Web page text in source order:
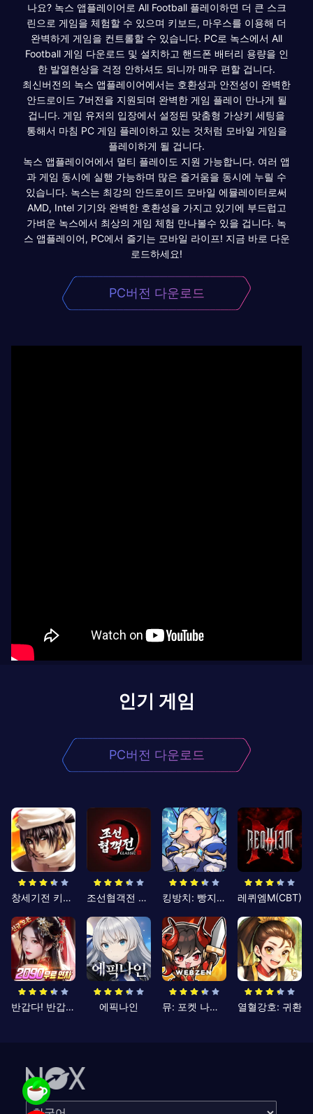
나요? 녹스 앱플레이어로 All Football 플레이하면 더 큰 스크
린으로 게임을 체험할 수 있으며 키보드, 마우스를 이용해 더
완벽하게 게임을 컨트롤할 수 있습니다. PC로 녹스에서 All
Football 게임 다운로드 및 설치하고 핸드폰 배터리 용량을 인
한 발열현상을 걱정 안하셔도 되니까 매우 편할 겁니다.
최신버전의 녹스 앱플레이어에서는 호환성과 안전성이 완벽한
안드로이드 7버전을 지원되며 완벽한 게임 플레이 만나게 될
겁니다. 게임 유저의 입장에서 설정된 맞춤형 가상키 세팅을
통해서 마침 PC 게임 플레이하고 있는 것처럼 모바일 게임을
플레이하게 될 겁니다.
녹스 앱플레이어에서 멀티 플레이도 지원 가능합니다. 여러 앱
과 게임 동시에 실행 가능하며 많은 즐거움을 동시에 누릴 수
있습니다. 녹스는 최강의 안드로이드 모바일 에뮬레이터로써
AMD, Intel 기기와 완벽한 호환성을 가지고 있기에 부드럽고
가벼운 녹스에서 최상의 게임 체험 만나볼수 있을 겁니다. 녹
스 앱플레이어, PC에서 즐기는 모바일 라이프! 지금 바로 다운
로드하세요!
PC버전 다운로드
인기 게임
PC버전 다운로드
창세기전 키우기 조선협객전 클래식 킹방치: 빵지의 제왕 레퀴엠M(CBT)
반갑다! 반갑삼국지 에픽나인 뮤: 포켓 나이츠 열혈강호: 귀환